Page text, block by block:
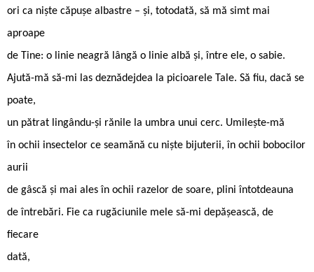
ori ca niște căpușe albastre – și, totodată, să mă simt mai
aproape
de Tine: o linie neagră lângă o linie albă și, între ele, o sabie.
Ajută-mă să-mi las deznădejdea la picioarele Tale. Să fiu, dacă se
poate,
un pătrat lingându-și rănile la umbra unui cerc. Umilește-mă
în ochii insectelor ce seamănă cu niște bijuterii, în ochii bobocilor
aurii
de gâscă și mai ales în ochii razelor de soare, plini întotdeauna
de întrebări. Fie ca rugăciunile mele să-mi depășească, de
fiecare
dată,